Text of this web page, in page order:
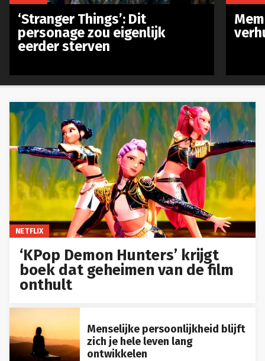
NETFLIX
‘KPop Demon Hunters’ krijgt
boek dat geheimen van de film
onthult
Menselijke persoonlijkheid blijft
zich je hele leven lang
ontwikkelen
‘Stranger Things’: Dit
personage zou eigenlijk
eerder sterven